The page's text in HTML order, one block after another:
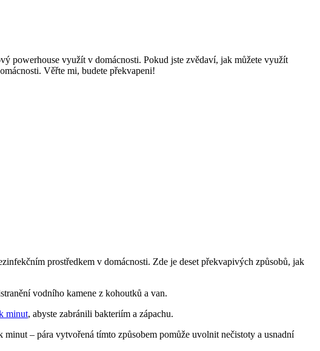
powerhouse využít v domácnosti. Pokud jste zvědaví, jak můžete využít
Věřte mi, budete překvapeni!
prostředkem v domácnosti. Zde je deset překvapivých způsobů, jak
vodního kamene z kohoutků a van.
minut, abyste zabránili bakteriím a zápachu.
– pára vytvořená tímto způsobem pomůže uvolnit nečistoty a usnadní